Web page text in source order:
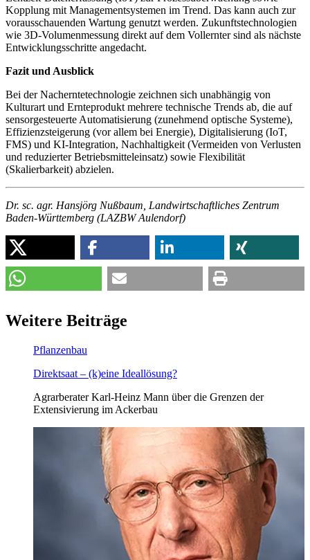
Kopplung mit Managementsystemen im Trend. Das kann auch zur
vorausschauenden Wartung genutzt werden. Zukunftstechnologien
wie 3D-Volumenmessung direkt auf dem Vollernter sind als nächste
Entwicklungsschritte angedacht.
Fazit und Ausblick
Bei der Nacherntetechnologie zeichnen sich unabhängig von
Kulturart und Ernteprodukt mehrere technische Trends ab, die auf
sensorgesteuerte Automatisierung (zunehmend optische Systeme),
Effizienzsteigerung (vor allem bei Energie), Digitalisierung (IoT,
FMS) und KI-Integration, Nachhaltigkeit (Vermeiden von Verlusten
und reduzierter Betriebsmitteleinsatz) sowie Flexibilität
(Skalierbarkeit) abzielen.
Dr. sc. agr. Hansjörg Nußbaum, Landwirtschaftliches Zentrum
Baden-Württemberg (LAZBW Aulendorf)
Weitere Beiträge
Pflanzenbau
Direktsaat – (k)eine Ideallösung?
Agrarberater Karl-Heinz Mann über die Grenzen der
Extensivierung im Ackerbau